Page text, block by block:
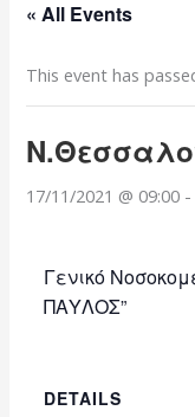
« All Events
This event has
17/11/2021 @ 09:00 -
Γενικό
ΠΑΥΛΟΣ”
DETAILS